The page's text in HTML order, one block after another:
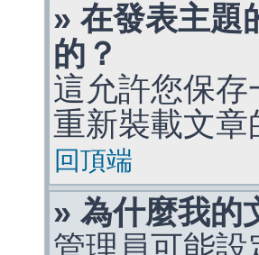
» 在發表主題
的？
這允許您保
重新裝載文
回頂端
» 為什麼我的
管理員可能